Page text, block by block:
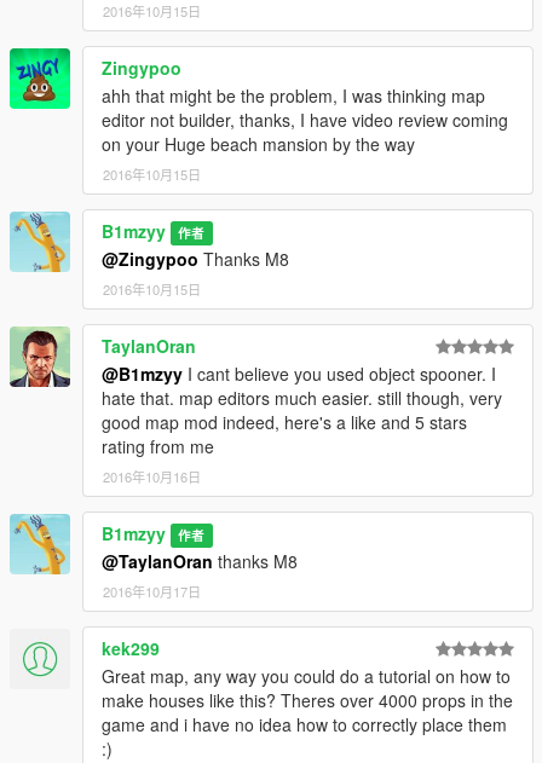
2016年10月15日
Zingypoo
ahh that might be the problem, I was thinking map
editor not builder, thanks, I have video review coming
on your Huge beach mansion by the way
2016年10月15日
B1mzyy 作者
@Zingypoo Thanks M8
2016年10月15日
TaylanOran
@B1mzyy I cant believe you used object spooner. I
hate that. map editors much easier. still though, very
good map mod indeed, here's a like and 5 stars
rating from me
2016年10月16日
B1mzyy 作者
@TaylanOran thanks M8
2016年10月17日
kek299
Great map, any way you could do a tutorial on how to
make houses like this? Theres over 4000 props in the
game and i have no idea how to correctly place them
:)